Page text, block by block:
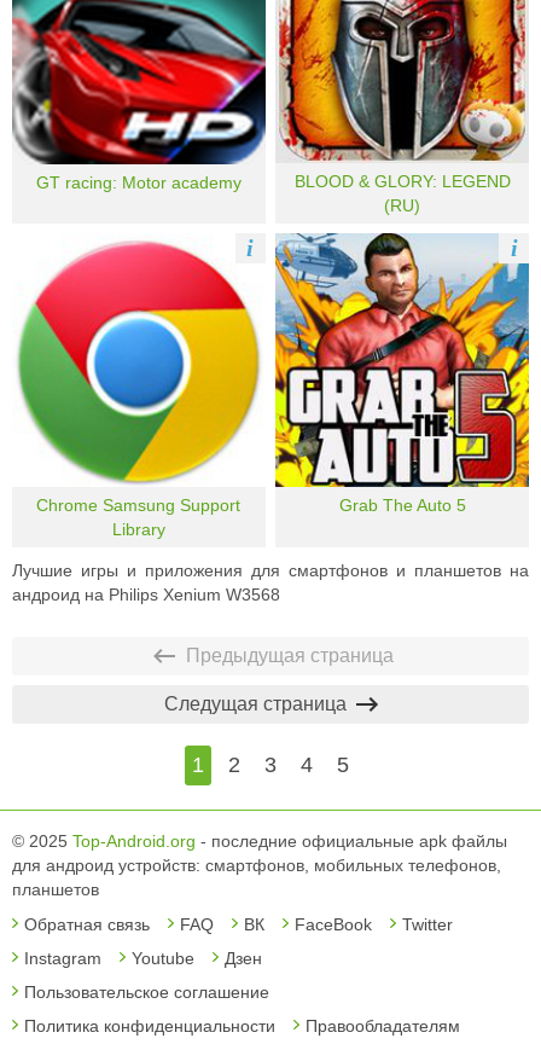
GT racing: Motor academy
BLOOD & GLORY: LEGEND
(RU)
Chrome Samsung Support
Library
i
Grab The Auto 5
i
Лучшие игры и приложения для смартфонов и планшетов на
андроид на Philips Xenium W3568
Предыдущая страница
1 2 3 4 5
Следущая страница
© 2025 Top-Android.org - последние официальные apk файлы
для андроид устройств: смартфонов, мобильных телефонов,
планшетов
Обратная связь
FAQ ВК FaceBook
Twitter
Instagram
Youtube
Дзен
Пользовательское соглашение
Политика конфиденциальности
Правообладателям